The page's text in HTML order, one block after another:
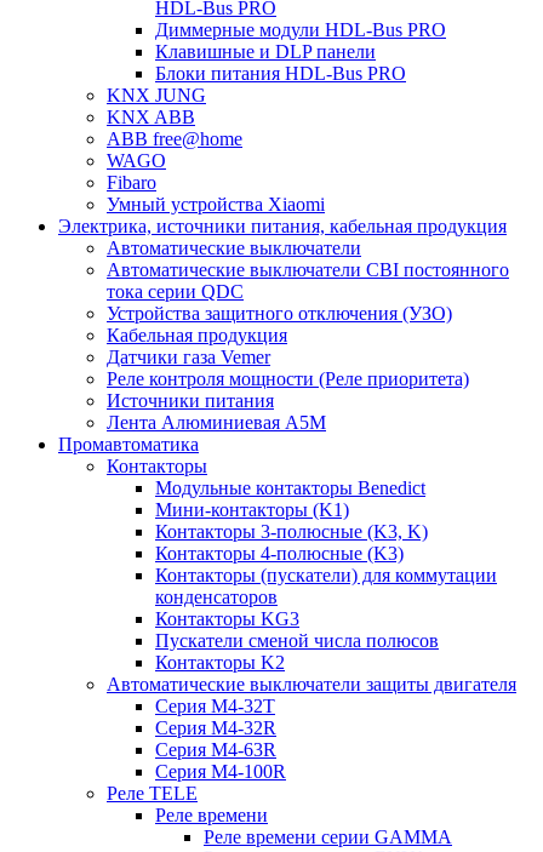
HDL-Bus PRO
Диммерные модули HDL-Bus PRO
Клавишные и DLP панели
Блоки питания HDL-Bus PRO
KNX JUNG
KNX ABB
ABB free@home
WAGO
Fibaro
Умный устройства Xiaomi
Электрика, источники питания, кабельная продукция
Автоматические выключатели
Автоматические выключатели CBI постоянного
тока серии QDC
Устройства защитного отключения (УЗО)
Кабельная продукция
Датчики газа Vemer
Реле контроля мощности (Реле приоритета)
Источники питания
Лента Алюминиевая А5М
Промавтоматика
Контакторы
Модульные контакторы Benedict
Мини-контакторы (K1)
Контакторы 3-полюсные (K3, K)
Контакторы 4-полюсные (K3)
Контакторы (пускатели) для коммутации
конденсаторов
Контакторы KG3
Пускатели сменой числа полюсов
Контакторы K2
Автоматические выключатели защиты двигателя
Серия M4-32T
Серия M4-32R
Серия M4-63R
Серия M4-100R
Реле TELE
Реле времени
Реле времени серии GAMMA